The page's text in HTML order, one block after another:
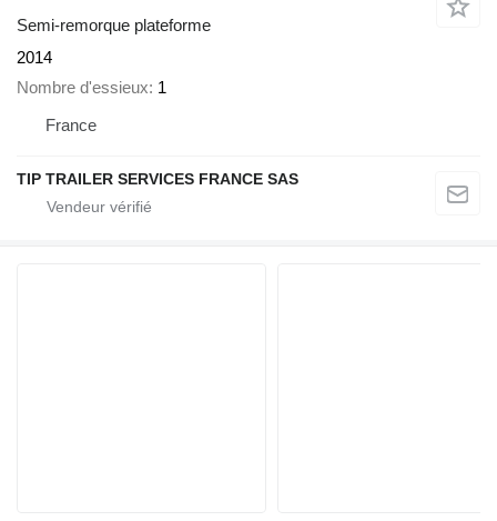
Semi-remorque plateforme
2014
Nombre d'essieux 1
France
TIP TRAILER SERVICES FRANCE SAS